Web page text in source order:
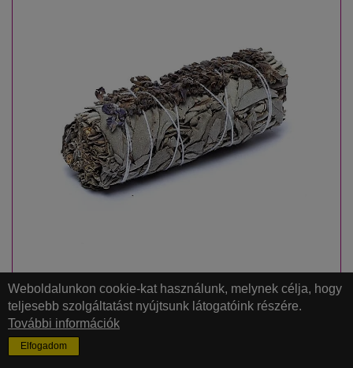
FEHÉR ZSÁLYA - LEVENDULA
S-M ( 25-35 g ) és L ( 60-70 g ) méretben
Weboldalunkon cookie-kat használunk, melynek célja, hogy
teljesebb szolgáltatást nyújtsunk látogatóink részére.
További információk
Elfogadom